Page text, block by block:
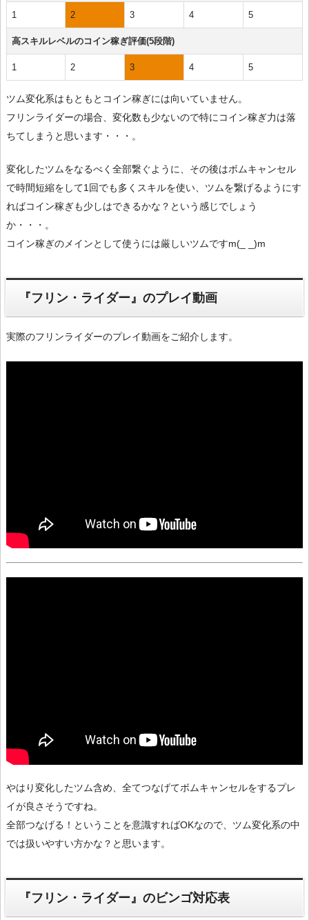
1 2 3 4 5
高スキルレベルのコイン稼ぎ評価(5段階)
1 2 3 4 5
ツム変化系はもともとコイン稼ぎには向いていません。
フリンライダーの場合、変化数も少ないので特にコイン稼ぎ力は落
ちてしまうと思います・・・。
変化したツムをなるべく全部繋ぐように、その後はボムキャンセル
で時間短縮をして1回でも多くスキルを使い、ツムを繋げるようにす
ればコイン稼ぎも少しはできるかな？という感じでしょう
か・・・。
コイン稼ぎのメインとして使うには厳しいツムですm(_ _)m
『フリン・ライダー』のプレイ動画
実際のフリンライダーのプレイ動画をご紹介します。
やはり変化したツム含め、全てつなげてボムキャンセルをするプレ
イが良さそうですね。
全部つなげる！ということを意識すればOKなので、ツム変化系の中
では扱いやすい方かな？と思います。
『フリン・ライダー』のビンゴ対応表